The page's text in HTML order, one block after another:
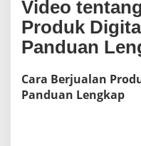
r
o
d
k
i
g
Video
Produk
Panduan
Cara Berjualan
Panduan Lengkap